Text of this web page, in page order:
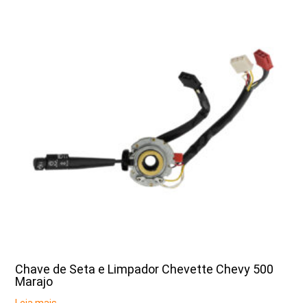
Chave de Seta e Limpador Chevette Chevy 500
Marajo